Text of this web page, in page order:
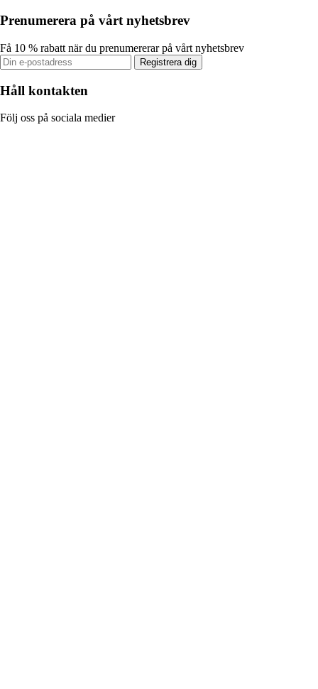
Prenumerera på vårt nyhetsbrev
Få 10 % rabatt när du prenumererar på vårt nyhetsbrev
Registrera dig
Håll kontakten
Följ oss på sociala medier